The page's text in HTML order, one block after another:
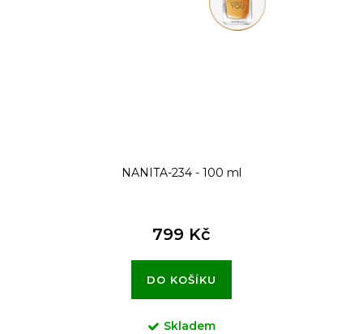
NANITA-234 - 100 ml
799 Kč
DO KOŠÍKU
Skladem